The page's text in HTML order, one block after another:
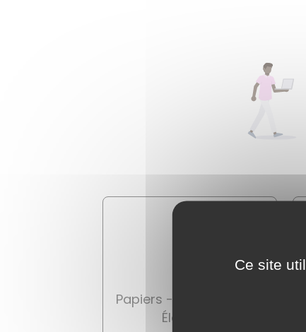
Papiers - Citoyenneté -
Élections
Ce site